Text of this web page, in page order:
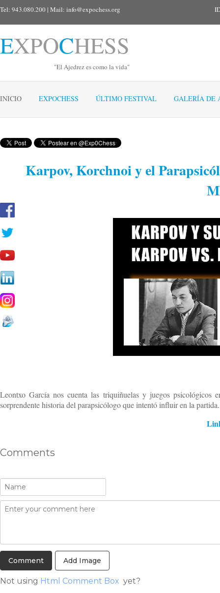
Tel: 943.080.200 | Mail: info@expochess.org
EXPOCHESS
"El Ajedrez es como la vida"
INICIO EXPOCHESS ÚLTIMO FESTIVAL GALERÍA DE
Karpov, Korchnoi y el
Leontxo García nos cuenta las triquiñuelas y juegos
sorprendente historia del parapsicólogo que intentó influir en la partida.
Comments
Add Image
Not using Html Comment Box yet?